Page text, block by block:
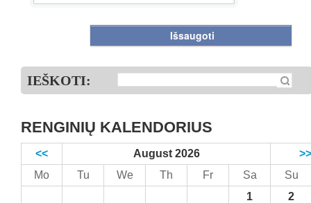
IEŠKOTI:
RENGINIŲ KALENDORIUS
<< August 2026
>>
Mo
Tu We Th Fr Sa
Su
1
2